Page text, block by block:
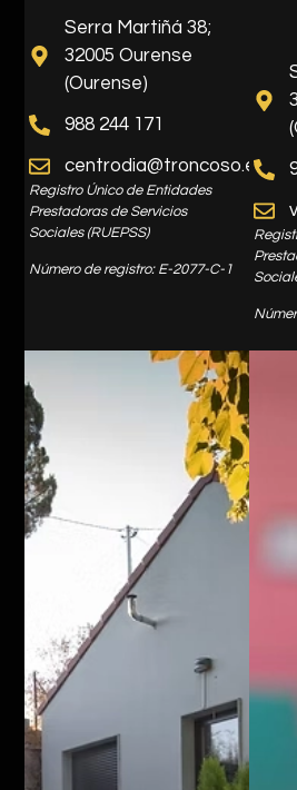
Serra Martiñá 38;
32005 Ourense
(Ourense)
988 244 171
centrodia@troncoso.es
Registro Único de Entidades
Prestadoras de Servicios
Sociales (RUEPSS)
Número de registro: E-2077-C-1